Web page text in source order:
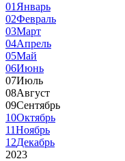
01 Январь
02Февраль
03Март
04Апрель
05Май
06Июнь
07Июль
08Август
09Сентябрь
10Октябрь
11Ноябрь
12Декабрь
2023